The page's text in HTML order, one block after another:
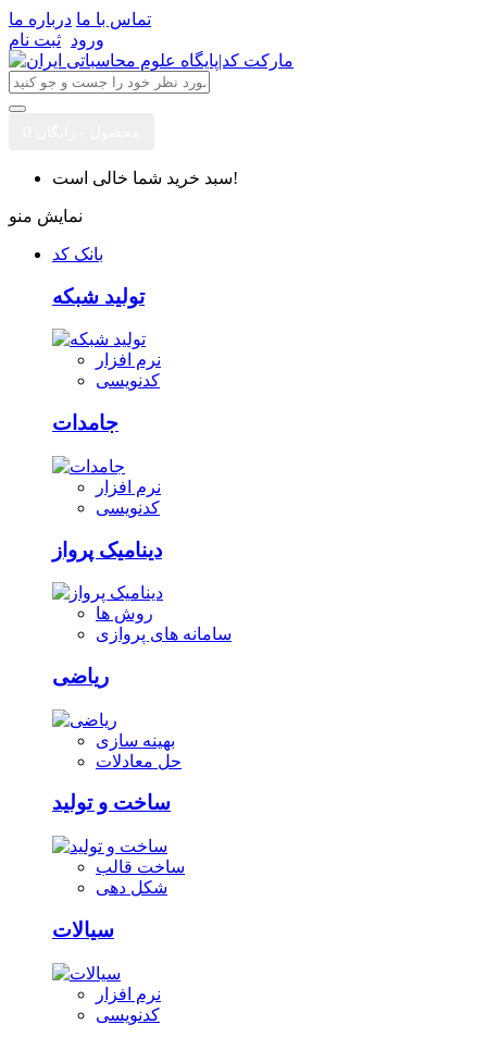
تماس با ما درباره ما
ورود ثبت نام
سبد خرید شما خالی است!
نمایش منو
بانک کد
تولید شبکه
نرم افزار
کدنویسی
جامدات
نرم افزار
کدنویسی
دینامیک پرواز
روش ها
سامانه های پروازی
ریاضی
بهینه سازی
حل معادلات
ساخت و تولید
ساخت قالب
شکل دهی
سیالات
نرم افزار
کدنویسی